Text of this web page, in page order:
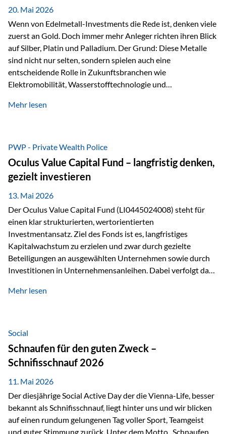
Vertrauensverlust ausfällt, zeigt ein nüchterner
20. Mai 2026
Wenn von Edelmetall-Investments die Rede ist, denken viele
zuerst an Gold. Doch immer mehr Anleger richten ihren Blick
auf Silber, Platin und Palladium. Der Grund: Diese Metalle
sind nicht nur selten, sondern spielen auch eine
entscheidende Rolle in Zukunftsbranchen wie
Elektromobilität, Wasserstofftechnologie und
Faktoren für Investoren – begrenztes Angebot und
klassischer „Sicherheitsanker“ gilt, bieten Silber, Platin und
Palladium zusätzlich die Chance, von technologischen
Entwicklungen zu profitieren. Die Nachfrage entsteht nicht
nur durch Anleger, sondern vor allem durch die Industrie.
Gerade in…
Mehr lesen
PWP - Private Wealth Police
Oculus Value Capital Fund – langfristig denken,
gezielt investieren
13. Mai 2026
Der Oculus Value Capital Fund (LI0445024008) steht für
einen klar strukturierten, wertorientierten
Investmentansatz. Ziel des Fonds ist es, langfristiges
Kapitalwachstum zu erzielen und zwar durch gezielte
Beteiligungen an ausgewählten Unternehmen sowie durch
Investitionen in Unternehmensanleihen. Dabei verfolgt das
Marktbewegungen stehen im Fokus, sondern die
innerhalb der Private Wealth Police der Vienna-Life steht
der Oculus Value Capital Fund für einen langfristig
orientierten Value-Investing-Ansatz mit Fokus auf
fundamentale Unternehmensanalyse und nachhaltige
Wertentwicklung. Der Investmentansatz: Value Investing
mit Weitblick Im Zentrum steht ein…
Mehr lesen
Social
Schnaufen für den guten Zweck –
Schnifisschnauf 2026
11. Mai 2026
Der diesjährige Social Active Day der die Vienna-Life, besser
bekannt als Schnifisschnauf, liegt hinter uns und wir blicken
auf einen rundum gelungenen Tag voller Sport, Teamgeist
und guter Stimmung zurück. Unter dem Motto „Schnaufen